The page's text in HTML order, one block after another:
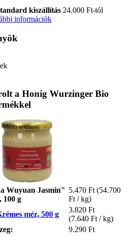
kiszállítás 24.000 Ft-tól
információk
a Honig Wurzinger Bio
Wuyuan Jasmin"
100 g
5.470 Ft (54.700
Ft / kg)
méz, 500 g
3.820 Ft
(7.640 Ft / kg)
9.290 Ft